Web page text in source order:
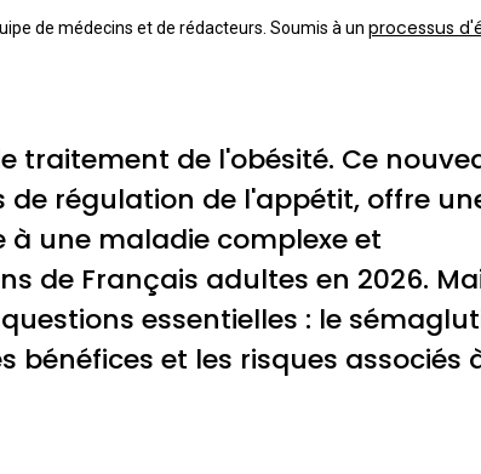
de médecins et de rédacteurs. Soumis à un processus
traitement de l'obésité. Ce
régulation de l'appétit, offre
une maladie complexe et
de Français adultes en 2026.
essentielles : le
bénéfices et les risques associés